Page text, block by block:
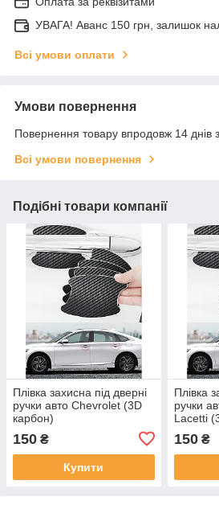
УВАГА! Аванс 150 грн, залишок
Всі умови оплати
Умови повернення
Повернення товару впродовж 14 днів
Всі умови повернення
Подібні товари компанії
Плівка захисна під дверні
ручки авто Chevrolet (3D
карбон)
150 ₴
Купити
Плівка
ручки
Lacetti
150₴